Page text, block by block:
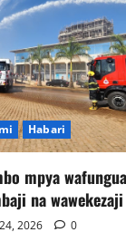
Habari
mpya
na wawekezaji
2026 0
kijana smart